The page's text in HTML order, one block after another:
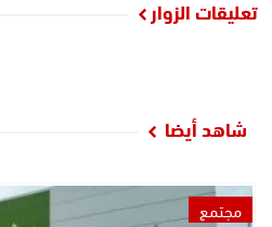
تعليقات الزوار
شاهد أيضا
مجتمع